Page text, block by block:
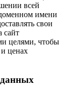
всей
имени
свои
сайт
целями, чтобы
и ценах